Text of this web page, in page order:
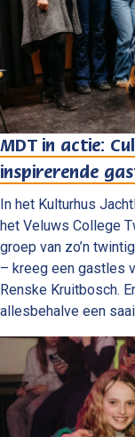
MDT in actie:
inspirerende
In het Kulturhus
het Veluws College
groep van zo’n
– kreeg een gastles
Renske Kruitbosch.
allesbehalve een